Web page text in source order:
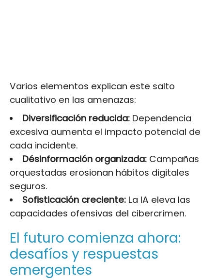
Varios elementos explican este salto
cualitativo en las amenazas:
Diversificación reducida:Dependencia
excesiva aumenta el impacto potencial de
cada incidente.
Désinformación organizada:Campañas
orquestadas erosionan hábitos digitales
seguros.
Sofisticación creciente:La IA eleva las
capacidades ofensivas del cibercrimen.
El futuro comienza ahora:
desafíos y respuestas
emergentes